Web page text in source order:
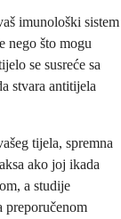
imunološki sistem
nego što mogu
se susreće sa
stvara antitijela
tijela, spremna
ako joj ikada
a studije
preporučenom